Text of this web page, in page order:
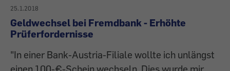
25.1.2018
Geldwechsel bei Fremdbank - Erhöhte
Prüferfordernisse
"In einer Bank-Austria-Filiale wollte ich unlängst